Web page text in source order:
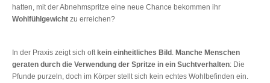
hatten, mit der Abnehmspritze eine neue Chance bekommen ihr
Wohlfühlgewicht zu erreichen?
In der Praxis zeigt sich oft kein einheitliches Bild Manche Menschen
geraten durch die Verwendung der Spritze in ein Suchtverhalten: Die
Pfunde purzeln, doch im Körper stellt sich kein echtes Wohlbefinden ein.